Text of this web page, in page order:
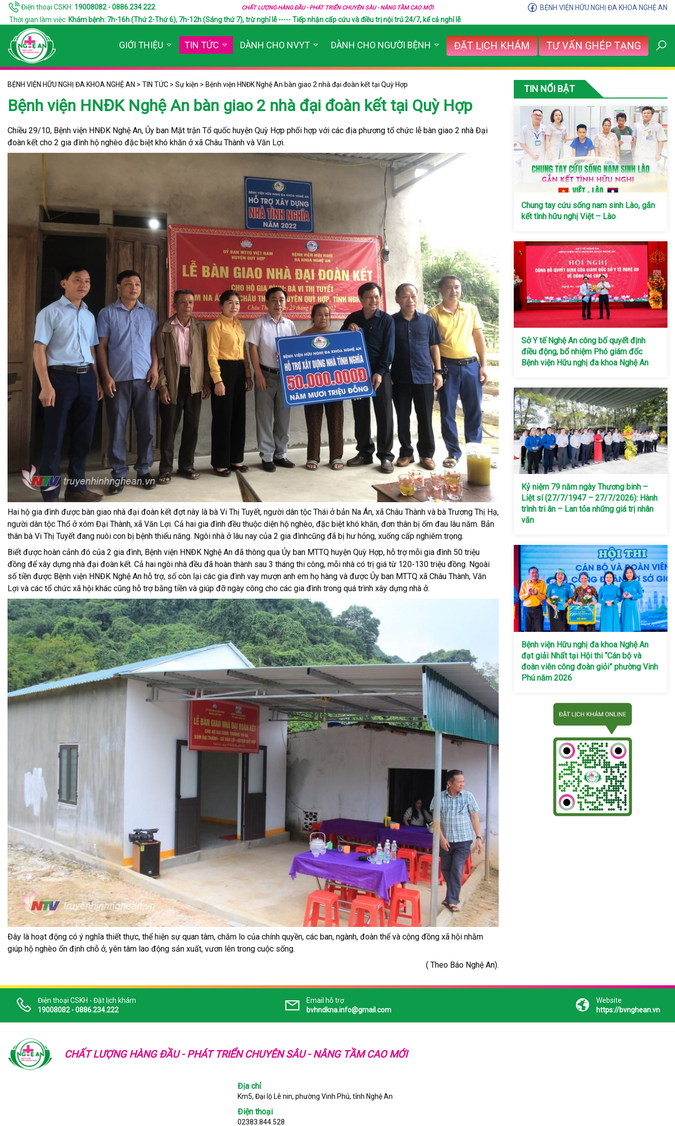
Điện thoại CSKH: 19008082 - 0886.234.222 CHẤT LƯỢNG HÀNG ĐẦU - PHÁT TRIỂN CHUYÊN SÂU - NÂNG TẦM CAO MỚI
BỆNH VIỆN HỮU NGHỊ ĐA KHOA NGHỆ AN
Thời gian làm việc: Khám bệnh: 7h-16h (Thứ 2-Thứ 6), 7h-12h (Sáng thứ 7), trừ nghỉ lễ ----- Tiếp nhận cấp cứu và điều trị nội trú 24/7, kể cả nghỉ lễ
GIỚI THIỆU TIN TỨC DÀNH CHO NVYT DÀNH CHO NGƯỜI BỆNH ĐẶT LỊCH KHÁM TƯ VẤN GHÉP TẠNG
BỆNH VIỆN HỮU NGHỊ ĐA KHOA NGHỆ AN > TIN TỨC > Sự kiện > Bệnh viện HNĐK Nghệ An bàn giao 2 nhà đại đoàn kết tại Quỳ Hợp
Bệnh viện HNĐK Nghệ An bàn giao 2 nhà đại đoàn kết tại Quỳ Hợp
Chiều 29/10, Bệnh viện HNĐK Nghệ An, Ủy ban Mặt trận Tổ quốc huyện Quỳ Hợp phối hợp với các địa phương tổ chức lễ bàn giao 2 nhà Đại
đoàn kết cho 2 gia đình hộ nghèo đặc biệt khó khăn ở xã Châu Thành và Văn Lợi.
Hai hộ gia đình được bàn giao nhà đại đoàn kết đợt này là bà Vi Thị Tuyết, người dân tộc Thái ở bản Na Án, xã Châu Thành và bà Trương Thị Hạ,
người dân tộc Thổ ở xóm Đại Thành, xã Văn Lợi. Cả hai gia đình đều thuộc diện hộ nghèo, đặc biệt khó khăn, đơn thân bị ốm đau lâu năm. Bản
thân bà Vi Thị Tuyết đang nuôi con bị bệnh thiểu năng. Ngôi nhà ở lâu nay của 2 gia đìnhcũng đã bị hư hỏng, xuống cấp nghiêm trọng.
Biết được hoàn cảnh đó của 2 gia đình, Bệnh viện HNĐK Nghệ An đã thông qua Ủy ban MTTQ huyện Quỳ Hợp, hỗ trợ mỗi gia đình 50 triệu
đồng để xây dựng nhà đại đoàn kết. Cả hai ngôi nhà đều đã hoàn thành sau 3 tháng thi công, mỗi nhà có trị giá từ 120-130 triệu đồng. Ngoài
số tiền được Bệnh viện HNĐK Nghệ An hỗ trợ, số còn lại các gia đình vay mượn anh em họ hàng và được Ủy ban MTTQ xã Châu Thành, Văn
Lợi và các tổ chức xã hội khác cũng hỗ trợ bằng tiền và giúp đỡ ngày công cho các gia đình trong quá trình xây dựng nhà ở.
Đây là hoạt động có ý nghĩa thiết thực, thể hiện sự quan tâm, chăm lo của chính quyền, các ban, ngành, đoàn thể và cộng đồng xã hội nhằm
giúp hộ nghèo ổn định chỗ ở, yên tâm lao động sản xuất, vươn lên trong cuộc sống.
( Theo Báo Nghệ An).
TIN NỔI BẬT
Chung tay cứu sống nam sinh Lào, gắn
kết tình hữu nghị Việt – Lào
Sở Y tế Nghệ An công bố quyết định
điều động, bổ nhiệm Phó giám đốc
Bệnh viện Hữu nghị đa khoa Nghệ An
Kỷ niệm 79 năm ngày Thương binh –
Liệt sí (27/7/1947 – 27/7/2026): Hành
trình tri ân – Lan tỏa những giá trị nhân
văn
Bệnh viện Hữu nghị đa khoa Nghệ An
đạt giải Nhất tại Hội thi “Cán bộ và
đoàn viên công đoàn giỏi” phường Vinh
Phú năm 2026
Điện thoại CSKH - Đặt lịch khám
19008082 - 0886.234.222
Email hỗ trợ
bvhndkna.info@gmail.com
Website
https://bvnghean.vn
CHẤT LƯỢNG HÀNG ĐẦU - PHÁT TRIỂN CHUYÊN SÂU - NÂNG TẦM CAO MỚI
Địa chỉ
Km5, Đại lộ Lê nin, phường Vinh Phú, tỉnh Nghệ An
Điện thoại
02383.844.528